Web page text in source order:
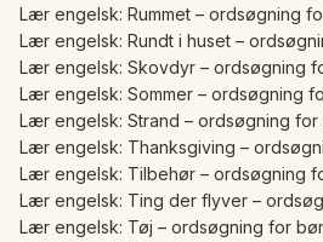
Lær engelsk: Rummet – ordsøgning
Lær engelsk: Rundt i huset –
Lær engelsk: Skovdyr – ordsøgning
Lær engelsk: Sommer – ordsøgning
Lær engelsk: Strand – ordsøgning for
Lær engelsk: Thanksgiving –
Lær engelsk: Tilbehør – ordsøgning
Lær engelsk: Ting der flyver –
Lær engelsk: Tøj – ordsøgning for